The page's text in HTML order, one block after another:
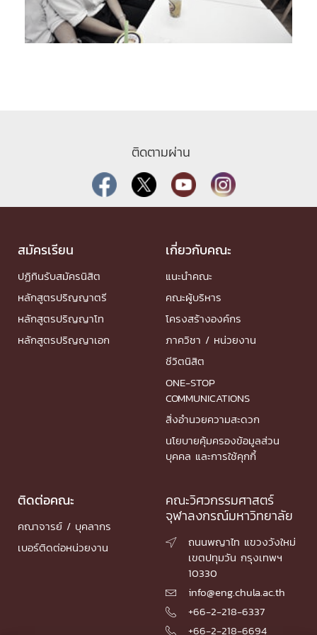
ติดตามผ่าน
สมัครเรียน
ปฏิทินรับสมัครนิสิต
หลักสูตรปริญญาตรี
หลักสูตรปริญญาโท
หลักสูตรปริญญาเอก
เกี่ยวกับคณะ
แนะนำคณะ
คณะผู้บริหาร
โครงสร้างองค์กร
ภาควิชา / หน่วยงาน
ชีวิตนิสิต
ONE-STOP
COMMUNICATIONS
สิ่งอำนวยความสะดวก
นโยบายคุ้มครองข้อมูลส่วน
บุคคล และการใช้คุกกี้
ติดต่อคณะ
คณาจารย์ / บุคลากร
เบอร์ติดต่อหน่วยงาน
คณะวิศวกรรมศาสตร์
จุฬาลงกรณ์มหาวิทยาลัย

ถนนพญาไท แขวงวังใหม่
เขตปทุมวัน กรุงเทพฯ
10330
 info@eng.chula.ac.th
 +66-2-218-6337
 +66-2-218-6694